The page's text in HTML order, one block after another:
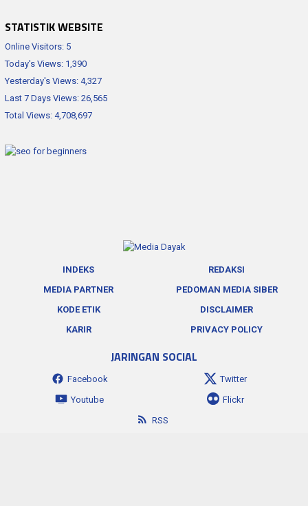
STATISTIK WEBSITE
Online Visitors: 5
Today's Views: 1,390
Yesterday's Views: 4,327
Last 7 Days Views: 26,565
Total Views: 4,708,697
INDEKS
REDAKSI
MEDIA PARTNER
PEDOMAN MEDIA SIBER
KODE ETIK
DISCLAIMER
KARIR
PRIVACY POLICY
JARINGAN SOCIAL
Facebook
Twitter
Youtube
Flickr
RSS